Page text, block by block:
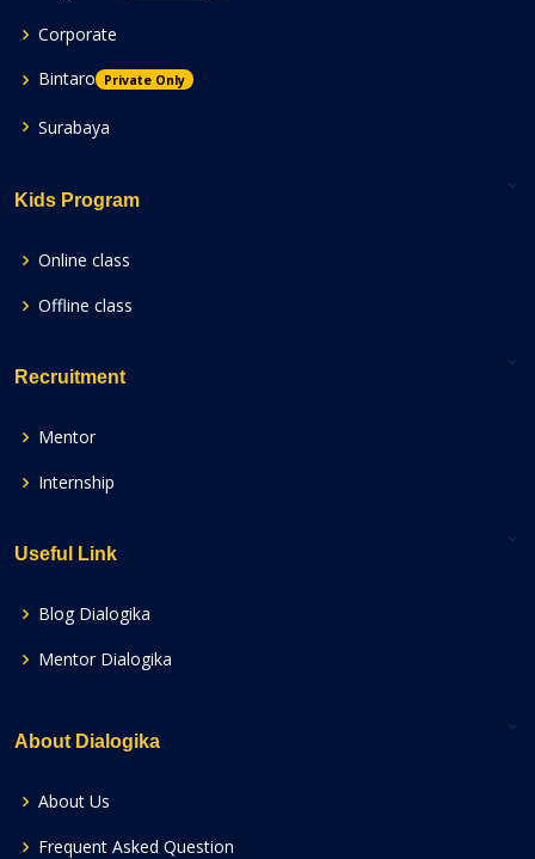
Corporate
Bintaro
Private Only
Surabaya
Kids Program
Online class
Offline class
Recruitment
Mentor
Internship
Useful Link
Blog Dialogika
Mentor Dialogika
About Dialogika
About Us
Frequent Asked Question